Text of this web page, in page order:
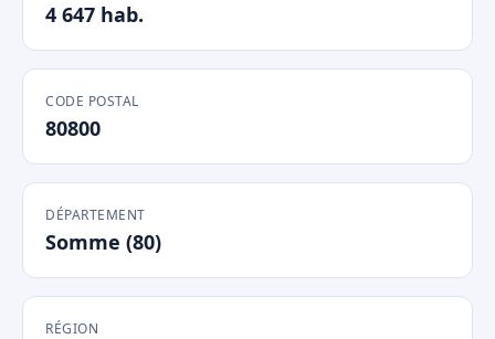
4 647 hab.
CODE POSTAL
80800
DÉPARTEMENT
Somme (80)
RÉGION